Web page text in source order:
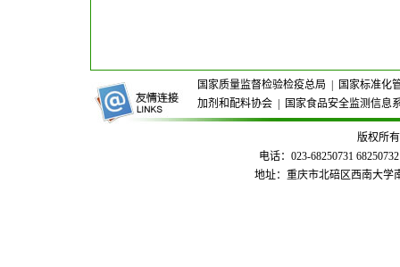
国家质量监督检验检疫总局
国家标准化
加剂和配料协会
国家食品安全监测信息
版权所
电话：023-68250731
地址：重庆市北碚区西南大学